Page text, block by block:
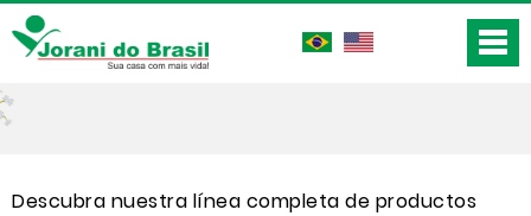
Descubra nuestra línea completa de productos